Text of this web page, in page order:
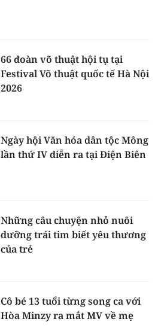
66 đoàn võ thuật hội tụ tại
Festival Võ thuật quốc tế Hà Nội
2026
Ngày hội Văn hóa dân tộc Mông
lần thứ IV diễn ra tại Điện Biên
Những câu chuyện nhỏ nuôi
dưỡng trái tim biết yêu thương
của trẻ
Cô bé 13 tuổi từng song ca với
Hòa Minzy ra mắt MV về mẹ